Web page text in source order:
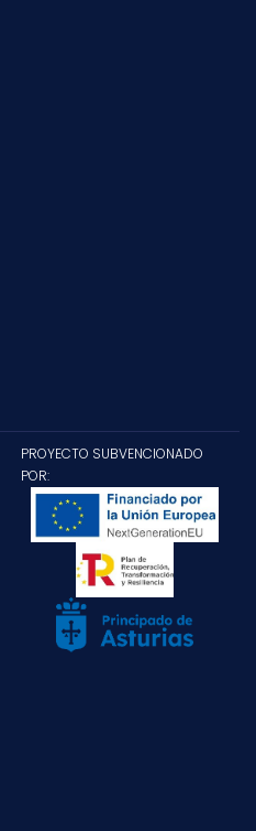
PROYECTO SUBVENCIONADO
POR: